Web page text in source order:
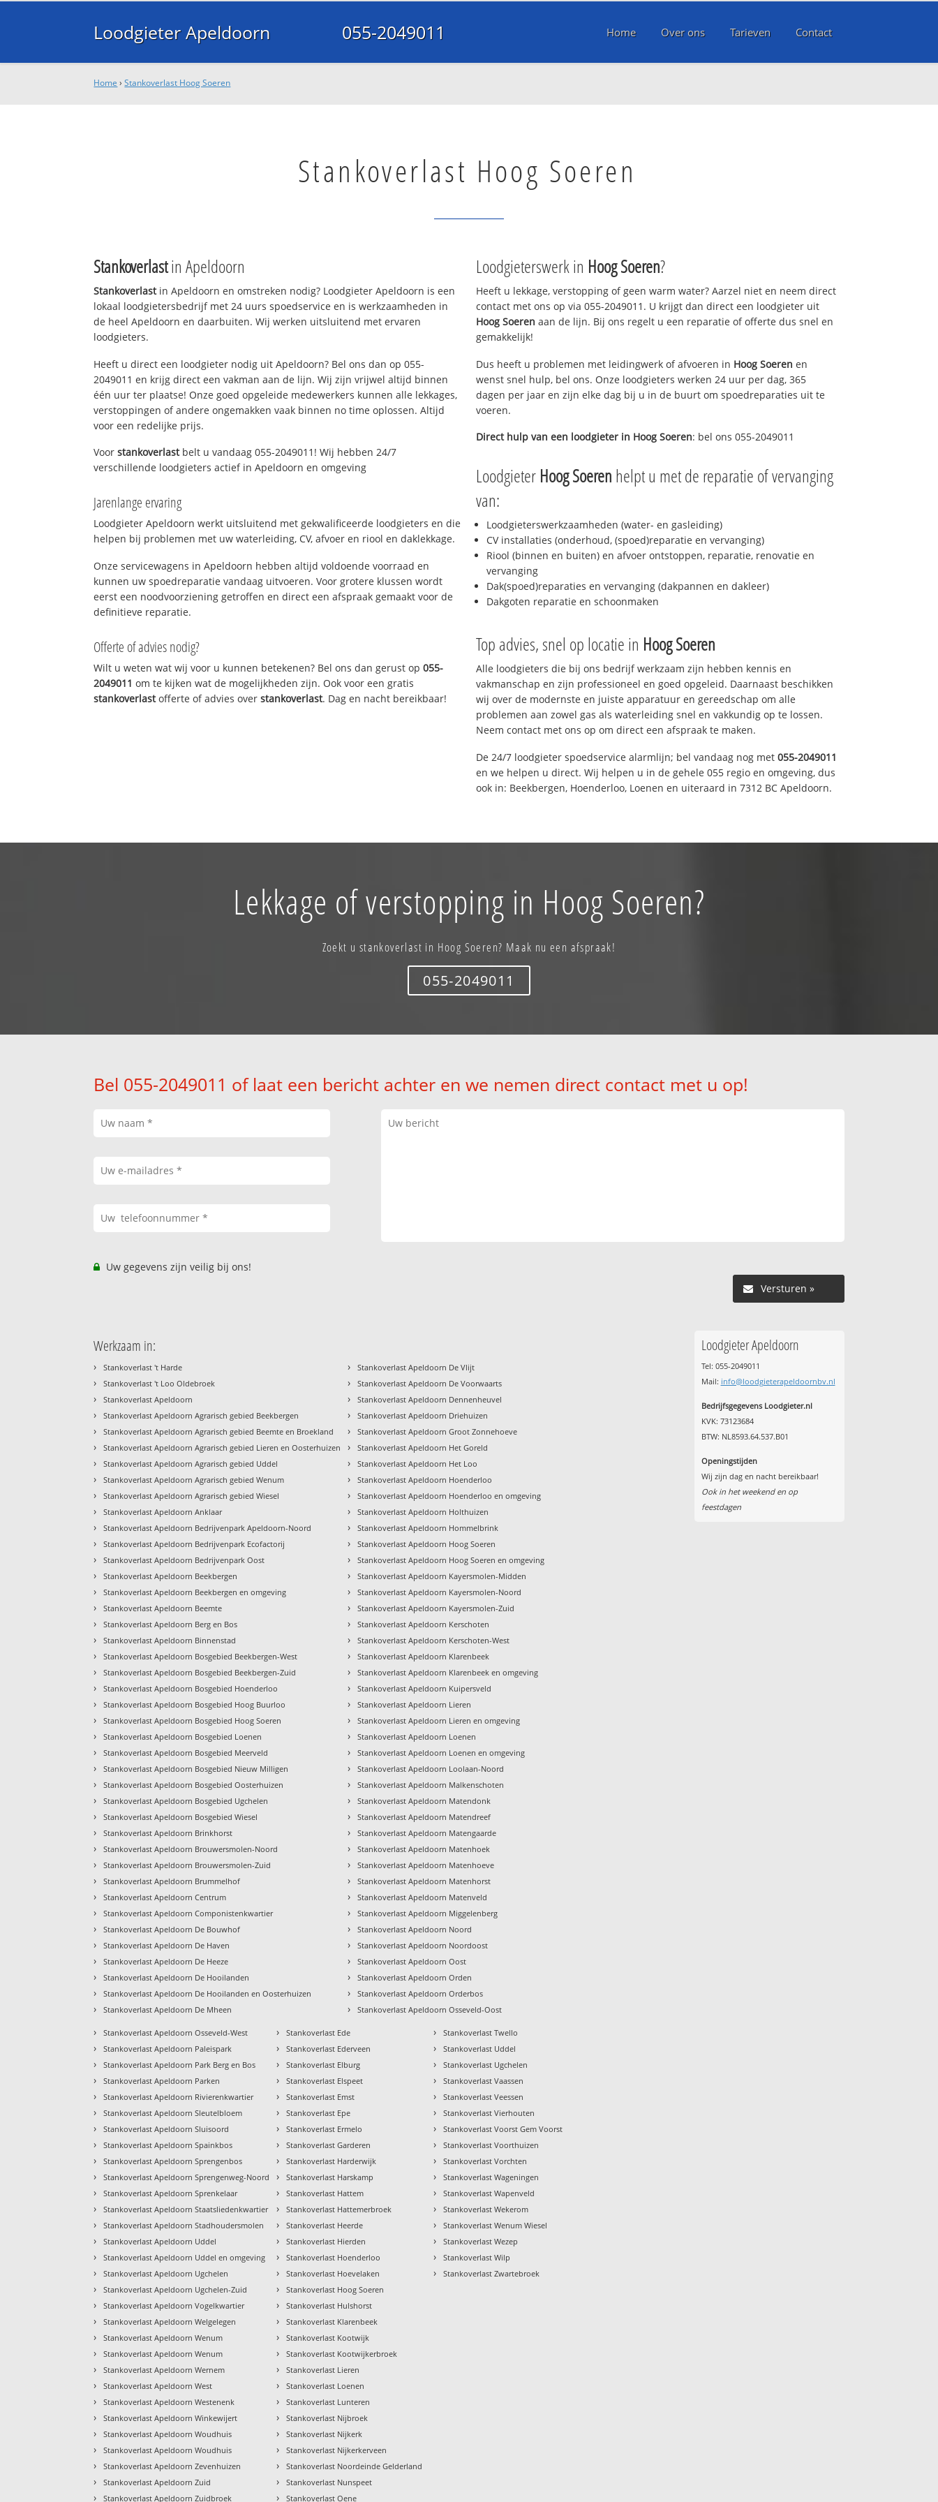
Loodgieter Apeldoorn 055-2049011 Home Over ons Tarieven Contact
Home ›Stankoverlast Hoog Soeren
Stankoverlast Hoog Soeren
Stankoverlastin Apeldoorn
Stankoverlastin Apeldoorn en omstreken nodig? Loodgieter Apeldoorn is een
lokaal loodgietersbedrijf met 24 uurs spoedservice en is werkzaamheden in
de heel Apeldoorn en daarbuiten. Wij werken uitsluitend met ervaren
loodgieters.
Heeft u direct een loodgieter nodig uit Apeldoorn? Bel ons dan op 055-
2049011 en krijg direct een vakman aan de lijn. Wij zijn vrijwel altijd binnen
één uur ter plaatse! Onze goed opgeleide medewerkers kunnen alle lekkages,
verstoppingen of andere ongemakken vaak binnen no time oplossen. Altijd
voor een redelijke prijs.
Voorstankoverlastbelt u vandaag 055-2049011! Wij hebben 24/7
verschillende loodgieters actief in Apeldoorn en omgeving
Jarenlange ervaring
Loodgieter Apeldoorn werkt uitsluitend met gekwalificeerde loodgieters en die
helpen bij problemen met uw waterleiding, CV, afvoer en riool en daklekkage.
Onze servicewagens in Apeldoorn hebben altijd voldoende voorraad en
kunnen uw spoedreparatie vandaag uitvoeren. Voor grotere klussen wordt
eerst een noodvoorziening getroffen en direct een afspraak gemaakt voor de
definitieve reparatie.
Offerte of advies nodig?
Wilt u weten wat wij voor u kunnen betekenen? Bel ons dan gerust op055-
2049011 om te kijken wat de mogelijkheden zijn. Ook voor een gratis
stankoverlastofferte of advies overstankoverlast. Dag en nacht bereikbaar!
Loodgieterswerk in Hoog Soeren?
Heeft u lekkage, verstopping of geen warm water? Aarzel niet en neem direct
contact met ons op via 055-2049011. U krijgt dan direct een loodgieter uit
Hoog Soeren aan de lijn. Bij ons regelt u een reparatie of offerte dus snel en
gemakkelijk!
Dus heeft u problemen met leidingwerk of afvoeren in Hoog Soeren en
wenst snel hulp, bel ons. Onze loodgieters werken 24 uur per dag, 365
dagen per jaar en zijn elke dag bij u in de buurt om spoedreparaties uit te
voeren.
Direct hulp van een loodgieter in Hoog Soeren: bel ons 055-2049011
Loodgieter Hoog Soeren helpt u met de reparatie of vervanging
van:
Loodgieterswerkzaamheden (water- en gasleiding)
CV installaties (onderhoud, (spoed)reparatie en vervanging)
Riool (binnen en buiten) en afvoer ontstoppen, reparatie, renovatie en
vervanging
Dak(spoed)reparaties en vervanging (dakpannen en dakleer)
Dakgoten reparatie en schoonmaken
Top advies, snel op locatie in Hoog Soeren
Alle loodgieters die bij ons bedrijf werkzaam zijn hebben kennis en
vakmanschap en zijn professioneel en goed opgeleid. Daarnaast beschikken
wij over de modernste en juiste apparatuur en gereedschap om alle
problemen aan zowel gas als waterleiding snel en vakkundig op te lossen.
Neem contact met ons op om direct een afspraak te maken.
De 24/7 loodgieter spoedservice alarmlijn; bel vandaag nog met 055-2049011
en we helpen u direct. Wij helpen u in de gehele 055 regio en omgeving, dus
ook in: Beekbergen, Hoenderloo, Loenen en uiteraard in 7312 BC Apeldoorn.
Lekkage of verstopping in Hoog Soeren?
Zoekt u stankoverlast in Hoog Soeren? Maak nu een afspraak!
055-2049011
Bel 055-2049011 of laat een bericht achter en we nemen direct contact met u op!
Uw gegevens zijn veilig bij ons!
Versturen »
Werkzaam in:
› Stankoverlast 't Harde
› Stankoverlast 't Loo Oldebroek
› Stankoverlast Apeldoorn
› Stankoverlast Apeldoorn Agrarisch gebied Beekbergen
› Stankoverlast Apeldoorn Agrarisch gebied Beemte en Broekland
› Stankoverlast Apeldoorn Agrarisch gebied Lieren en Oosterhuizen
› Stankoverlast Apeldoorn Agrarisch gebied Uddel
› Stankoverlast Apeldoorn Agrarisch gebied Wenum
› Stankoverlast Apeldoorn Agrarisch gebied Wiesel
› Stankoverlast Apeldoorn Anklaar
› Stankoverlast Apeldoorn Bedrijvenpark Apeldoorn-Noord
› Stankoverlast Apeldoorn Bedrijvenpark Ecofactorij
› Stankoverlast Apeldoorn Bedrijvenpark Oost
› Stankoverlast Apeldoorn Beekbergen
› Stankoverlast Apeldoorn Beekbergen en omgeving
› Stankoverlast Apeldoorn Beemte
› Stankoverlast Apeldoorn Berg en Bos
› Stankoverlast Apeldoorn Binnenstad
› Stankoverlast Apeldoorn Bosgebied Beekbergen-West
› Stankoverlast Apeldoorn Bosgebied Beekbergen-Zuid
› Stankoverlast Apeldoorn Bosgebied Hoenderloo
› Stankoverlast Apeldoorn Bosgebied Hoog Buurloo
› Stankoverlast Apeldoorn Bosgebied Hoog Soeren
› Stankoverlast Apeldoorn Bosgebied Loenen
› Stankoverlast Apeldoorn Bosgebied Meerveld
› Stankoverlast Apeldoorn Bosgebied Nieuw Milligen
› Stankoverlast Apeldoorn Bosgebied Oosterhuizen
› Stankoverlast Apeldoorn Bosgebied Ugchelen
› Stankoverlast Apeldoorn Bosgebied Wiesel
› Stankoverlast Apeldoorn Brinkhorst
› Stankoverlast Apeldoorn Brouwersmolen-Noord
› Stankoverlast Apeldoorn Brouwersmolen-Zuid
› Stankoverlast Apeldoorn Brummelhof
› Stankoverlast Apeldoorn Centrum
› Stankoverlast Apeldoorn Componistenkwartier
› Stankoverlast Apeldoorn De Bouwhof
› Stankoverlast Apeldoorn De Haven
› Stankoverlast Apeldoorn De Heeze
› Stankoverlast Apeldoorn De Hooilanden
› Stankoverlast Apeldoorn De Hooilanden en Oosterhuizen
› Stankoverlast Apeldoorn De Mheen
› Stankoverlast Apeldoorn De Vlijt
› Stankoverlast Apeldoorn De Voorwaarts
› Stankoverlast Apeldoorn Dennenheuvel
› Stankoverlast Apeldoorn Driehuizen
› Stankoverlast Apeldoorn Groot Zonnehoeve
› Stankoverlast Apeldoorn Het Goreld
› Stankoverlast Apeldoorn Het Loo
› Stankoverlast Apeldoorn Hoenderloo
› Stankoverlast Apeldoorn Hoenderloo en omgeving
› Stankoverlast Apeldoorn Holthuizen
› Stankoverlast Apeldoorn Hommelbrink
› Stankoverlast Apeldoorn Hoog Soeren
› Stankoverlast Apeldoorn Hoog Soeren en omgeving
› Stankoverlast Apeldoorn Kayersmolen-Midden
› Stankoverlast Apeldoorn Kayersmolen-Noord
› Stankoverlast Apeldoorn Kayersmolen-Zuid
› Stankoverlast Apeldoorn Kerschoten
› Stankoverlast Apeldoorn Kerschoten-West
› Stankoverlast Apeldoorn Klarenbeek
› Stankoverlast Apeldoorn Klarenbeek en omgeving
› Stankoverlast Apeldoorn Kuipersveld
› Stankoverlast Apeldoorn Lieren
› Stankoverlast Apeldoorn Lieren en omgeving
› Stankoverlast Apeldoorn Loenen
› Stankoverlast Apeldoorn Loenen en omgeving
› Stankoverlast Apeldoorn Loolaan-Noord
› Stankoverlast Apeldoorn Malkenschoten
› Stankoverlast Apeldoorn Matendonk
› Stankoverlast Apeldoorn Matendreef
› Stankoverlast Apeldoorn Matengaarde
› Stankoverlast Apeldoorn Matenhoek
› Stankoverlast Apeldoorn Matenhoeve
› Stankoverlast Apeldoorn Matenhorst
› Stankoverlast Apeldoorn Matenveld
› Stankoverlast Apeldoorn Miggelenberg
› Stankoverlast Apeldoorn Noord
› Stankoverlast Apeldoorn Noordoost
› Stankoverlast Apeldoorn Oost
› Stankoverlast Apeldoorn Orden
› Stankoverlast Apeldoorn Orderbos
› Stankoverlast Apeldoorn Osseveld-Oost
› Stankoverlast Apeldoorn Osseveld-West
› Stankoverlast Apeldoorn Paleispark
› Stankoverlast Apeldoorn Park Berg en Bos
› Stankoverlast Apeldoorn Parken
› Stankoverlast Apeldoorn Rivierenkwartier
› Stankoverlast Apeldoorn Sleutelbloem
› Stankoverlast Apeldoorn Sluisoord
› Stankoverlast Apeldoorn Spainkbos
› Stankoverlast Apeldoorn Sprengenbos
› Stankoverlast Apeldoorn Sprengenweg-Noord
› Stankoverlast Apeldoorn Sprenkelaar
› Stankoverlast Apeldoorn Staatsliedenkwartier
› Stankoverlast Apeldoorn Stadhoudersmolen
› Stankoverlast Apeldoorn Uddel
› Stankoverlast Apeldoorn Uddel en omgeving
› Stankoverlast Apeldoorn Ugchelen
› Stankoverlast Apeldoorn Ugchelen-Zuid
› Stankoverlast Apeldoorn Vogelkwartier
› Stankoverlast Apeldoorn Welgelegen
› Stankoverlast Apeldoorn Wenum
› Stankoverlast Apeldoorn Wenum
› Stankoverlast Apeldoorn Wernem
› Stankoverlast Apeldoorn West
› Stankoverlast Apeldoorn Westenenk
› Stankoverlast Apeldoorn Winkewijert
› Stankoverlast Apeldoorn Woudhuis
› Stankoverlast Apeldoorn Woudhuis
› Stankoverlast Apeldoorn Zevenhuizen
› Stankoverlast Apeldoorn Zuid
› Stankoverlast Apeldoorn Zuidbroek
› Stankoverlast Ede
› Stankoverlast Ederveen
› Stankoverlast Elburg
› Stankoverlast Elspeet
› Stankoverlast Emst
› Stankoverlast Epe
› Stankoverlast Ermelo
› Stankoverlast Garderen
› Stankoverlast Harderwijk
› Stankoverlast Harskamp
› Stankoverlast Hattem
› Stankoverlast Hattemerbroek
› Stankoverlast Heerde
› Stankoverlast Hierden
› Stankoverlast Hoenderloo
› Stankoverlast Hoevelaken
› Stankoverlast Hoog Soeren
› Stankoverlast Hulshorst
› Stankoverlast Klarenbeek
› Stankoverlast Kootwijk
› Stankoverlast Kootwijkerbroek
› Stankoverlast Lieren
› Stankoverlast Loenen
› Stankoverlast Lunteren
› Stankoverlast Nijbroek
› Stankoverlast Nijkerk
› Stankoverlast Nijkerkerveen
› Stankoverlast Noordeinde Gelderland
› Stankoverlast Nunspeet
› Stankoverlast Oene
› Stankoverlast Twello
› Stankoverlast Uddel
› Stankoverlast Ugchelen
› Stankoverlast Vaassen
› Stankoverlast Veessen
› Stankoverlast Vierhouten
› Stankoverlast Voorst Gem Voorst
› Stankoverlast Voorthuizen
› Stankoverlast Vorchten
› Stankoverlast Wageningen
› Stankoverlast Wapenveld
› Stankoverlast Wekerom
› Stankoverlast Wenum Wiesel
› Stankoverlast Wezep
› Stankoverlast Wilp
› Stankoverlast Zwartebroek
Loodgieter Apeldoorn
Tel: 055-2049011
Mail: info@loodgieterapeldoornbv.nl
Bedrijfsgegevens Loodgieter.nl
KVK: 73123684
BTW: NL8593.64.537.B01
Openingstijden
Wij zijn dag en nacht bereikbaar!
Ook in het weekend en op
feestdagen